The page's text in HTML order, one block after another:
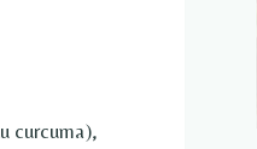
curcuma),